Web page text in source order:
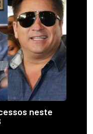
neste